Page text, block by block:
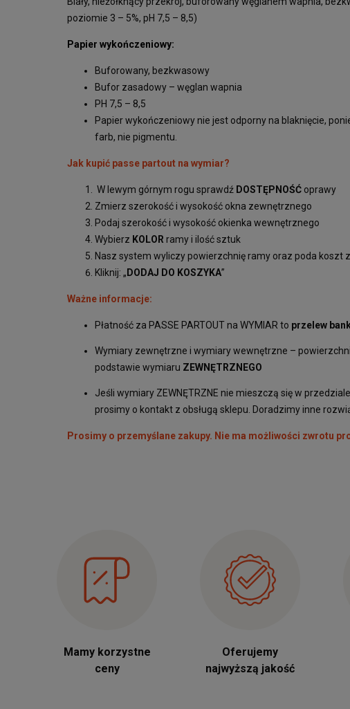
poziomie 3 – 5%, pH 7,5 – 8,5)
Papier wykończeniowy:
Buforowany, bezkwasowy
Bufor zasadowy – węglan wapnia
PH 7,5 – 8,5
Papier wykończeniowy nie jest odporny na blaknięcie,
farb, nie pigmentu.
Jak kupić passe partout na wymiar?
W lewym górnym rogu sprawdź DOSTĘPNOŚĆ oprawy
Zmierz szerokość i wysokość okna zewnętrznego
Podaj szerokość i wysokość okienka wewnętrznego
Wybierz KOLOR ramy i ilość sztuk
Nasz system wyliczy powierzchnię ramy oraz poda koszt
Kliknij: „DODAJ DO KOSZYKA”
Ważne informacje:
Płatność za PASSE PARTOUT na WYMIAR to przelew
Wymiary zewnętrzne i wymiary wewnętrzne –
podstawie wymiaru ZEWNĘTRZNEGO
Jeśli wymiary ZEWNĘTRZNE nie mieszczą się w
prosimy o kontakt z obsługą sklepu. Doradzimy inne
Prosimy o przemyślane zakupy. Nie ma możliwości zwrotu
Mamy korzystne
ceny
Oferujemy
najwyższą jakość